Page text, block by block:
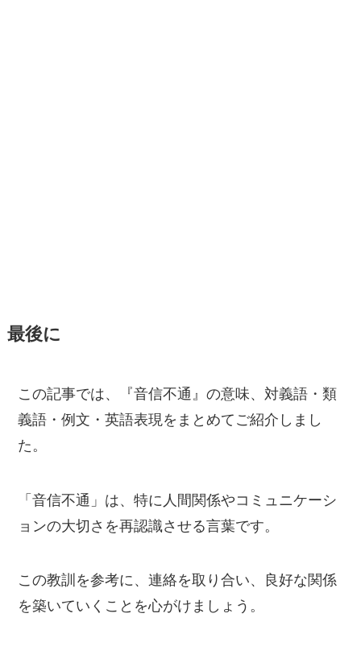
最後に
この記事では、『音信不通』の意味、対義語・類
義語・例文・英語表現をまとめてご紹介しまし
た。
「音信不通」は、特に人間関係やコミュニケーシ
ョンの大切さを再認識させる言葉です。
この教訓を参考に、連絡を取り合い、良好な関係
を築いていくことを心がけましょう。